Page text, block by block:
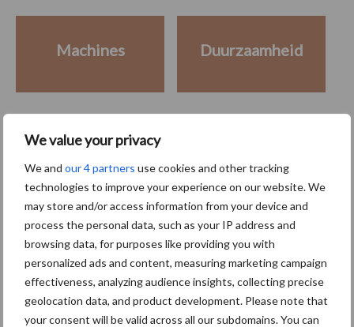
We value your privacy
We and our 4 partners use cookies and other tracking
technologies to improve your experience on our website. We
may store and/or access information from your device and
process the personal data, such as your IP address and
browsing data, for purposes like providing you with
personalized ads and content, measuring marketing campaign
effectiveness, analyzing audience insights, collecting precise
geolocation data, and product development. Please note that
your consent will be valid across all our subdomains. You can
Primaire
Sidebar
Recent nieuws Partner nieuws
6 aug
"Hoge verwachtingen van schijven
voor kouters"
Machines Duurzaamheid
Toon meer